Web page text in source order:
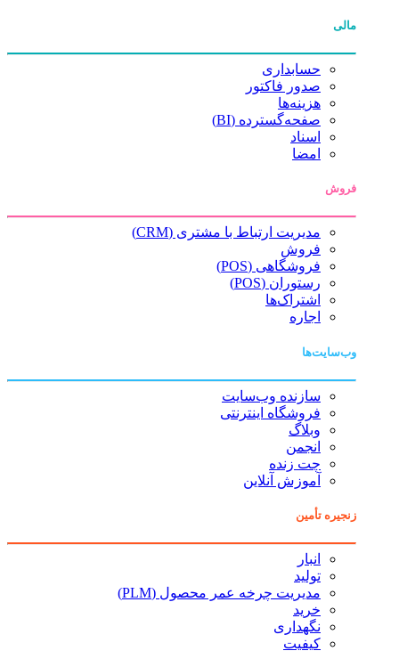
مالی
حسابداری
صدور فاکتور
هزینه‌ها
صفحه‌گسترده (BI)
اسناد
امضا
فروش
مدیریت ارتباط با مشتری (CRM)
فروش
فروشگاهی (POS)
رستوران (POS)
اشتراک‌ها
اجاره
وب‌سایت‌ها
سازنده وب‌سایت
فروشگاه اینترنتی
وبلاگ
انجمن
چت زنده
آموزش آنلاین
زنجیره تأمین
انبار
تولید
مدیریت چرخه عمر محصول (PLM)
خرید
نگهداری
کیفیت